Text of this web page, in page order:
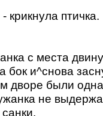
крикнула
с места
бок и^снова
дворе были
не